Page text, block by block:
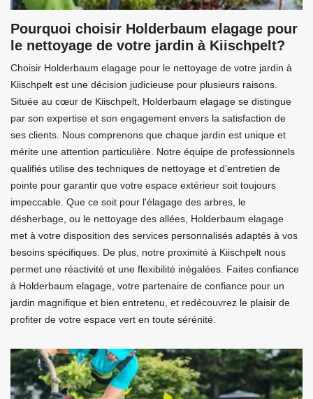
Pourquoi choisir Holderbaum elagage pour
le nettoyage de votre jardin à Kiischpelt?
Choisir Holderbaum elagage pour le nettoyage de votre jardin à
Kiischpelt est une décision judicieuse pour plusieurs raisons.
Située au cœur de Kiischpelt, Holderbaum elagage se distingue
par son expertise et son engagement envers la satisfaction de
ses clients. Nous comprenons que chaque jardin est unique et
mérite une attention particulière. Notre équipe de professionnels
qualifiés utilise des techniques de nettoyage et d’entretien de
pointe pour garantir que votre espace extérieur soit toujours
impeccable. Que ce soit pour l'élagage des arbres, le
désherbage, ou le nettoyage des allées, Holderbaum elagage
met à votre disposition des services personnalisés adaptés à vos
besoins spécifiques. De plus, notre proximité à Kiischpelt nous
permet une réactivité et une flexibilité inégalées. Faites confiance
à Holderbaum elagage, votre partenaire de confiance pour un
jardin magnifique et bien entretenu, et redécouvrez le plaisir de
profiter de votre espace vert en toute sérénité.